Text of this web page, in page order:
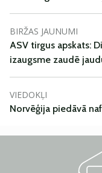
BIRŽAS JAUNUMI
ASV tirgus apskats:
izaugsme zaudē
VIEDOKĻI
Norvēģija piedāvā